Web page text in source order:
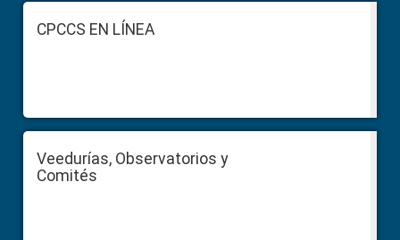
FooterCPCCS EN LÍNEA
Veedurías, Observatorios y
Comités